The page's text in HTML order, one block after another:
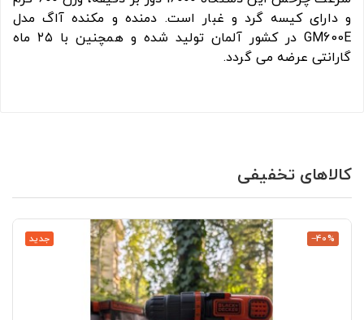
و دارای کیسه گرد و غبار است. دمنده و مکنده آاگ مدل
GM600E در کشور آلمان تولید شده و همچنین با ۲۵ ماه
گارانتی عرضه می گردد.
کالاهای تخفیفی
جدید ‎−40%